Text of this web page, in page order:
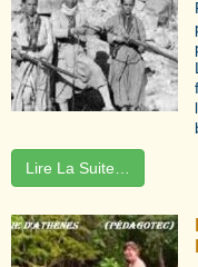
Lire La Suite…